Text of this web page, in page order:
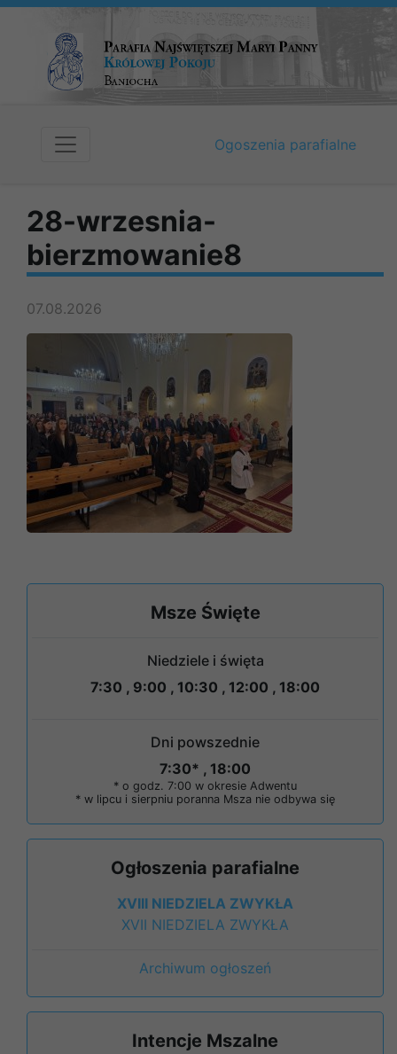
Ogoszenia parafialne
28-wrzesnia-
bierzmowanie8
07.08.2026
Msze Święte
Niedziele i święta
7:30 , 9:00 , 10:30 , 12:00 , 18:00
Dni powszednie
7:30* , 18:00
* o godz. 7:00 w okresie Adwentu
* w lipcu i sierpniu poranna Msza nie odbywa się
Ogłoszenia parafialne
XVIII NIEDZIELA ZWYKŁA
XVII NIEDZIELA ZWYKŁA
Archiwum ogłoszeń
Intencje Mszalne